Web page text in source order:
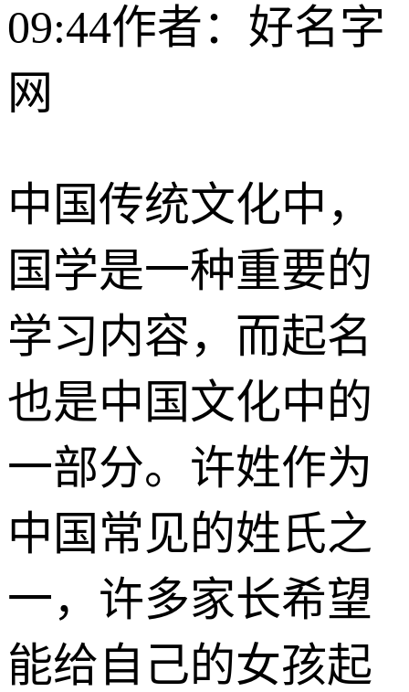
09:44作者：好名字
网
中国传统文化中，
国学是一种重要的
学习内容，而起名
也是中国文化中的
一部分。许姓作为
中国常见的姓氏之
一，许多家长希望
能给自己的女孩起